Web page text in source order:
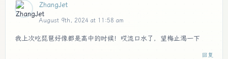
ZhangJet
August 9th, 2024 at 11:58 am
我上次吃琵琶好像都是高中的时候！哎流口水了，望梅止渴一下
回复